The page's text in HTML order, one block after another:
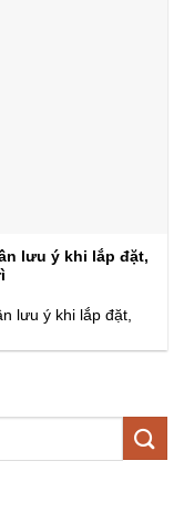
lưu ý khi lắp đặt,
lưu ý khi lắp đặt,